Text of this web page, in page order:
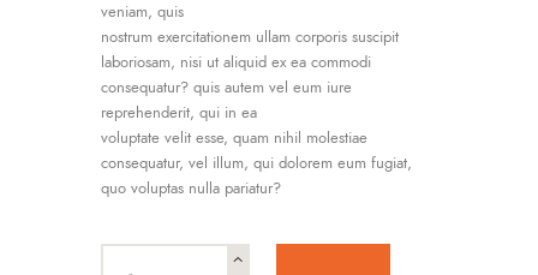
veniam, quis
nostrum exercitationem ullam corporis suscipit
laboriosam, nisi ut aliquid ex ea commodi
consequatur? quis autem vel eum iure
reprehenderit, qui in ea
voluptate velit esse, quam nihil molestiae
consequatur, vel illum, qui dolorem eum fugiat,
quo voluptas nulla pariatur?